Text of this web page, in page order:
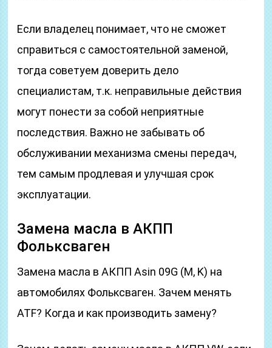
Если владелец понимает, что не сможет
справиться с самостоятельной заменой,
тогда советуем доверить дело
специалистам, т.к. неправильные действия
могут понести за собой неприятные
последствия. Важно не забывать об
обслуживании механизма смены передач,
тем самым продлевая и улучшая срок
эксплуатации.
Замена масла в АКПП
Фольксваген
Замена масла в АКПП Asin 09G (M, K) на
автомобилях Фольксваген. Зачем менять
ATF? Когда и как производить замену?